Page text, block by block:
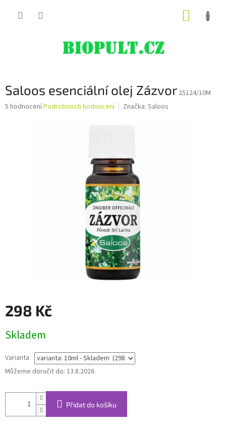
Saloos esenciální olej Zázvor 25124/10M
Průměrné
5 hodnoceníPodrobnosti hodnocení Značka: Saloos
298 Kč
cena:
Skladem
Varianta
Můžeme doručit do: 13.8.2026
Přidat do košíku